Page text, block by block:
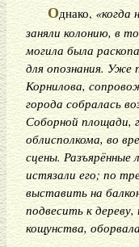
Однако, «когда
заняли колонию, в
могила была
для опознания. Уже
Корнилова,
города собралась
Соборной площади,
облисполкома, во
сцены. Разъярённые
истязали его; по
выставить на
подвесить к
кощунства,